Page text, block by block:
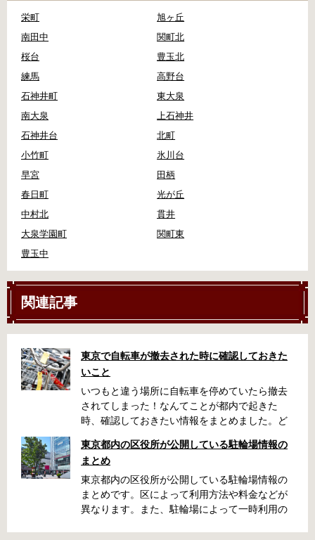
栄町
旭ヶ丘
南田中
関町北
桜台
豊玉北
練馬
高野台
石神井町
東大泉
南大泉
上石神井
石神井台
北町
小竹町
氷川台
早宮
田柄
春日町
光が丘
中村北
貫井
大泉学園町
関町東
豊玉中
関連記事
東京で自転車が撤去された時に確認しておきた
いこと
いつもと違う場所に自転車を停めていたら撤去
されてしまった！なんてことが都内で起きた
時、確認しておきたい情報をまとめました。ど
くらい？なんて疑問が浮かぶかと思います。事
前に確認していざという時対処しましょう。 千
代田区 / 新宿区 / 品川区 / 港区 / 中央区 / 大田区
/ 北区 / 墨田区 / 渋谷区 / 葛飾区 千代田区で撤去
された場合 猿楽町保管場所 住所 千代田区神田
東京都内の区役所が公開している駐輪場情報の
まとめ
東京都内の区役所が公開している駐輪場情報の
まとめです。区によって利用方法や料金などが
異なります。また、駐輪場によって一時利用の